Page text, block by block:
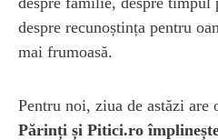
despre recunoștința pentru
mai frumoasă.
Pentru noi, ziua de astăzi are
Părinți și Pitici.ro